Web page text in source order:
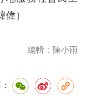
）
編輯：陳小雨